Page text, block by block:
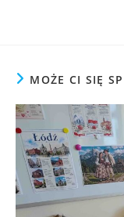
MOŻE CI SIĘ